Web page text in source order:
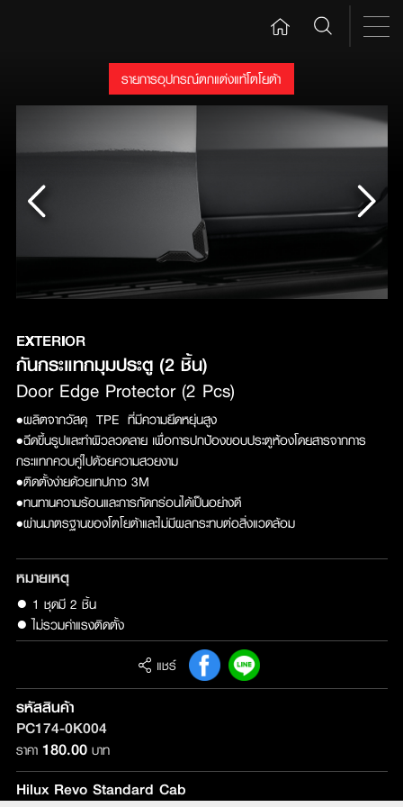
รายการอุปกรณ์ตกแต่งแท้โตโยต้า
EXTERIOR
กันกระแทกมุมประตู (2 ชิ้น)
Door Edge Protector (2 Pcs)
•ผลิตจากวัสดุ TPE ที่มีความยึดหยุ่นสูง
•ฉีดขึ้นรูปและทำผิวลวดลาย เพื่อการปกป้องขอบประตูห้องโดยสารจากการ
กระแทกควบคู่ไปด้วยความสวยงาม
•ติดตั้งง่ายด้วยเทปกาว 3M
•ทนทานความร้อนและการกัดกร่อนได้เป็นอย่างดี
•ผ่านมาตรฐานของโตโยต้าและไม่มีผลกระทบต่อสิ่งแวดล้อม
หมายเหตุ
● 1 ชุดมี 2 ชิ้น
● ไม่รวมค่าแรงติดตั้ง
แชร์
รหัสสินค้า
PC174-0K004
ราคา 180.00บาท
Hilux Revo Standard Cab